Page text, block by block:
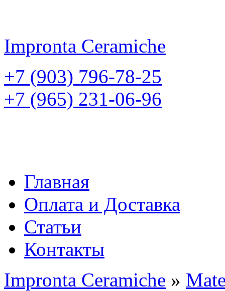
Impronta Ceramiche
+7 (903) 796-78-25
+7 (965) 231-06-96
Главная
Оплата и Доставка
Статьи
Контакты
Impronta Ceramiche »